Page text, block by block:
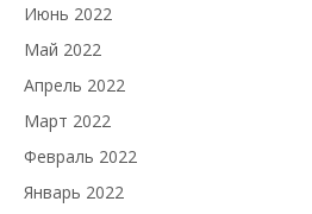
Июнь 2022
Май 2022
Апрель 2022
Март 2022
Февраль 2022
Январь 2022